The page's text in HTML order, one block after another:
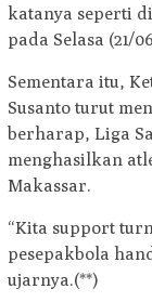
katanya seperti
pada Selasa (21/
Sementara itu,
Susanto turut
berharap, Liga
menghasilkan
Makassar.
“Kita support
pesepakbola
ujarnya.(**)